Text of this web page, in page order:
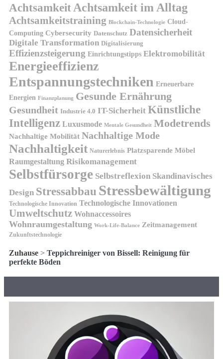
AchtsamkeitAchtsamkeit im Alltag
Achtsamkeitstraining Blockchain-Technologie Cloud-
Computing Cybersecurity Datenschutz Datensicherheit
Digitale Transformation Digitalisierung
Effizienzsteigerung Einrichtungstipps Elektromobilität
Energieeffizienz
Entspannungstechniken Erneuerbare
Energien Finanzplanung Gesunde Ernährung
Gesundheit Industrie 4.0 IT-Sicherheit Künstliche
Intelligenz Luxusmode Mentale Gesundheit Modetrends
Nachhaltige Mobilität Nachhaltige Mode
Nachhaltigkeit Naturerlebnis Platzsparende Möbel
Raumgestaltung Risikomanagement
Selbstfürsorge Selbstreflexion Skandinavisches
Design Stressabbau Stressbewältigung
Technologische Innovation Technologische Innovationen
Umweltschutz Wohnaccessoires
Wohnraumgestaltung Work-Life-Balance Zeitmanagement
Zukunftstechnologie
Zuhause > Teppichreiniger von Bissell: Reinigung für
perfekte Böden